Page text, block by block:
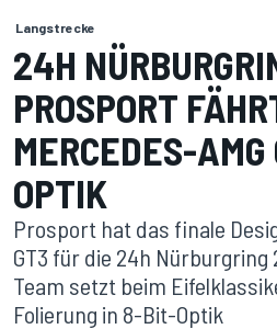
Langstrecke
24H
PROSPORT
MERCEDES-
OPTIK
Prosport hat das finale
GT3 für die 24h Nürburgring
Team setzt beim
Folierung in 8-Bit-Optik